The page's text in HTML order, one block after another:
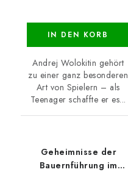
IN DEN KORB
Andrej Wolokitin gehört
zu einer ganz besonderen
Art von Spielern – als
Teenager schaffte er es...
Geheimnisse der
Bauernführung im